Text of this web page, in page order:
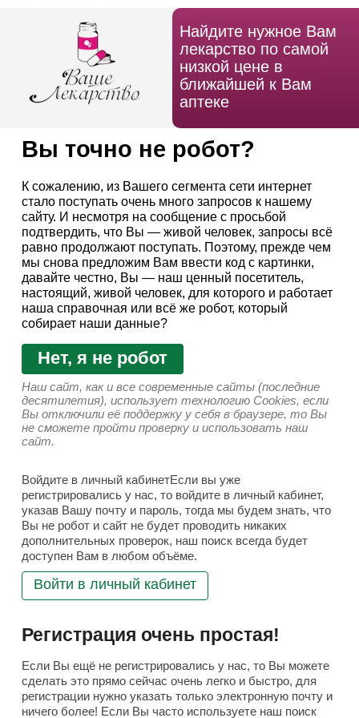
Найдите нужное Вам
лекарство по самой
низкой цене в
ближайшей к Вам
аптеке
Вы точно не робот?
К сожалению, из Вашего сегмента сети интернет
стало поступать очень много запросов к нашему
сайту. И несмотря на сообщение с просьбой
подтвердить, что Вы — живой человек, запросы всё
равно продолжают поступать. Поэтому, прежде чем
мы снова предложим Вам ввести код с картинки,
давайте честно, Вы — наш ценный посетитель,
настоящий, живой человек, для которого и работает
наша справочная или всё же робот, который
собирает наши данные?
Нет, я не робот
Наш сайт, как и все современные сайты (последние
десятилетия), использует технологию Cookies, если
Вы отключили её поддержку у себя в браузере, то Вы
не сможете пройти проверку и использовать наш
сайт.
Войдите в личный кабинетЕсли вы уже
регистрировались у нас, то войдите в личный кабинет,
указав Вашу почту и пароль, тогда мы будем знать, что
Вы не робот и сайт не будет проводить никаких
дополнительных проверок, наш поиск всегда будет
доступен Вам в любом объёме.
Войти в личный кабинет
Регистрация очень простая!
Если Вы ещё не регистрировались у нас, то Вы можете
сделать это прямо сейчас очень легко и быстро, для
регистрации нужно указать только электронную почту и
ничего более! Если Вы часто используете наш поиск